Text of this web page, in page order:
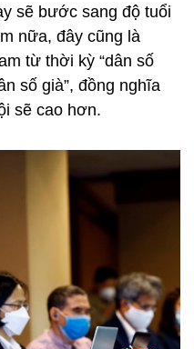
sẽ bước sang độ tuổi
nữa, đây cũng là
từ thời kỳ “dân số
số già”, đồng nghĩa
sẽ cao hơn.